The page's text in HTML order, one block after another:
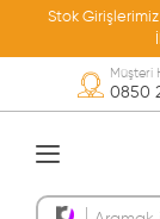
Stok
0850
Müşteri